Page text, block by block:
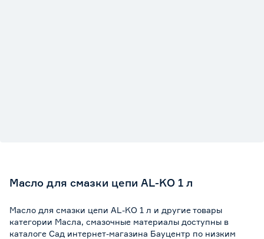
Масло для смазки цепи AL-KO 1 л
Масло для смазки цепи AL-KO 1 л и другие товары
категории Масла, смазочные материалы доступны в
каталоге Сад интернет-магазина Бауцентр по низким